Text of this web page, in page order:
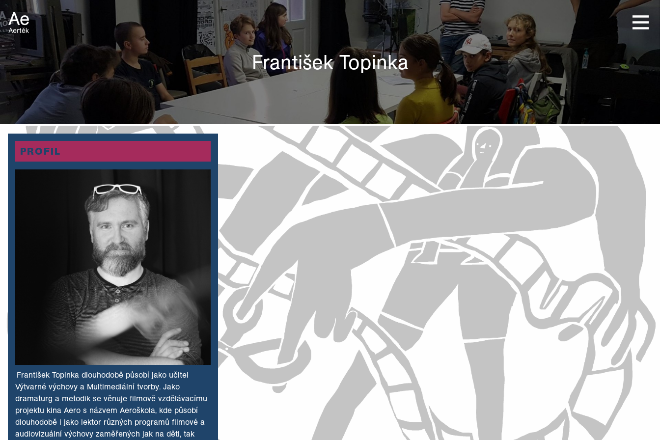
František Topinka
PROFIL
František Topinka dlouhodobě působí jako učitel
Výtvarné výchovy a Multimediální tvorby. Jako
dramaturg a metodik se věnuje filmově vzdělávacímu
projektu kina Aero s názvem Aeroškola, kde působí
dlouhodobě i jako lektor různých programů filmové a
audiovizuální výchovy zaměřených jak na děti, tak